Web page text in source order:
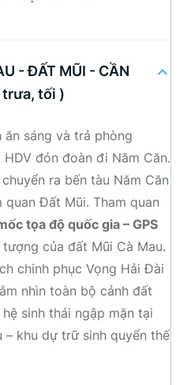
- ĐẤT MŨI - CẦN
trưa, tối )
ăn sáng và trả phòng
HDV đón đoàn đi Năm Căn.
ra bến tàu Năm Căn
quan Đất Mũi. Tham quan
tọa độ quốc gia – GPS
tượng của đất Mũi Cà Mau.
chinh phục Vọng Hải Đài
nhìn toàn bộ cảnh đất
sinh thái ngập mặn tại
– khu dự trữ sinh quyển thế